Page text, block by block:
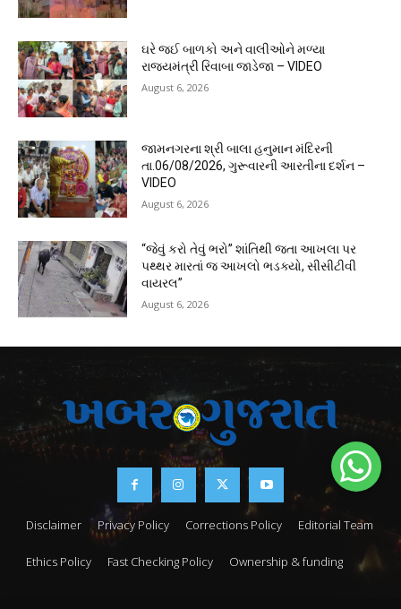
ઘરે જઈ બાળકો અને વાલીઓને મળ્યા
રાજ્યમંત્રી રિવાબા જાડેજા – VIDEO
August 6, 2026
જામનગરના શ્રી બાલા હનુમાન મંદિરની
તા.06/08/2026, ગુરૂવારની આરતીના દર્શન –
VIDEO
August 6, 2026
“જેવું કરો તેવું ભરો” શાંતિથી જતા આખલા પર
પથ્થર મારતાં જ આખલો ભડક્યો, સીસીટીવી
વાયરલ”
August 6, 2026
Disclaimer Privacy Policy Corrections Policy Editorial Team
Ethics Policy Fast Checking Policy Ownership & funding